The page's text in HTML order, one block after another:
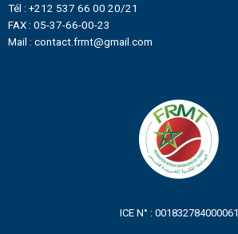
Tél : +212 537 66 00 20/21
FAX : 05-37-66-00-23
Mail : contact.frmt@gmail.com
ICE N° : 001832784000061